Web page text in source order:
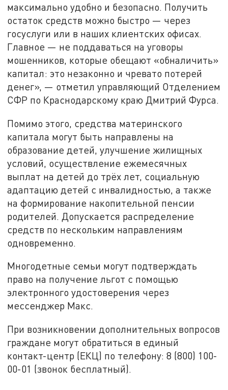
максимально удобно и безопасно. Получить
остаток средств можно быстро — через
госуслуги или в наших клиентских офисах.
Главное — не поддаваться на уговоры
мошенников, которые обещают «обналичить»
капитал: это незаконно и чревато потерей
денег», — отметил управляющий Отделением
СФР по Краснодарскому краю Дмитрий Фурса.
Помимо этого, средства материнского
капитала могут быть направлены на
образование детей, улучшение жилищных
условий, осуществление ежемесячных
выплат на детей до трёх лет, социальную
адаптацию детей с инвалидностью, а также
на формирование накопительной пенсии
родителей. Допускается распределение
средств по нескольким направлениям
одновременно.
Многодетные семьи могут подтверждать
право на получение льгот с помощью
электронного удостоверения через
мессенджер Макс.
При возникновении дополнительных вопросов
граждане могут обратиться в единый
контакт-центр (ЕКЦ) по телефону: 8 (800) 100-
00-01 (звонок бесплатный).